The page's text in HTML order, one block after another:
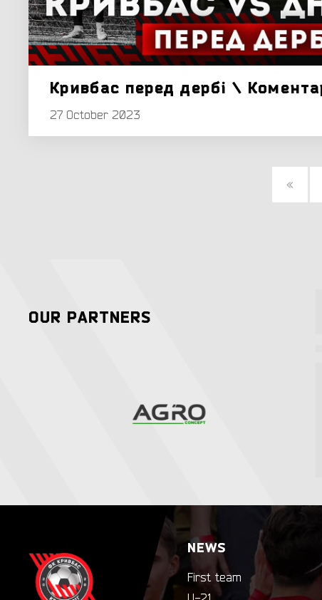
Кривбас перед дербі \
27 October 2023
«
OUR PARTNERS
NEWS
First team